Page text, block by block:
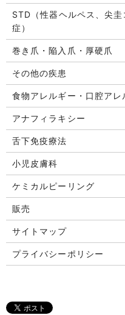
STD（性器ヘルペス、尖
症）
巻き爪・陥入爪・厚硬爪
その他の疾患
食物アレルギー・口腔アレ
アナフィラキシー
舌下免疫療法
小児皮膚科
ケミカルピーリング
販売
サイトマップ
プライバシーポリシー